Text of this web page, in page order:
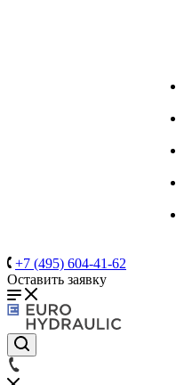
+7 (495) 604-41-62
Оставить заявку